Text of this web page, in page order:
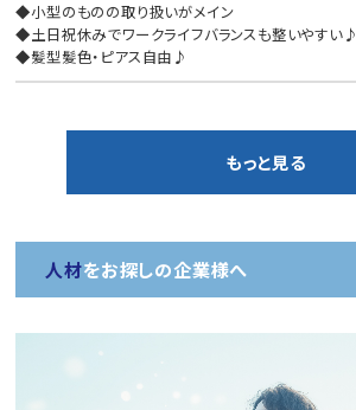
◆小型のものの取り扱いがメイン
◆土日祝休みでワークライフバランスも整いやすい♪
◆髪型髪色・ピアス自由♪
もっと見る
人材をお探しの企業様へ